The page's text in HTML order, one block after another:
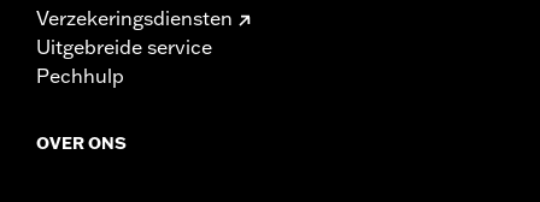
Verzekeringsdiensten
Uitgebreide service
Pechhulp
OVER ONS